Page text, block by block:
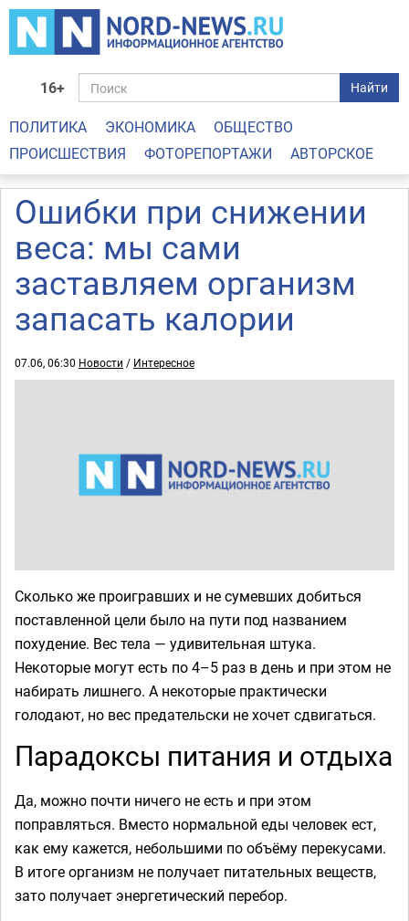
16+ Найти
ПОЛИТИКА ЭКОНОМИКА
ОБЩЕСТВО
ПРОИСШЕСТВИЯ
ФОТОРЕПОРТАЖИ АВТОРСКОЕ
Ошибки при снижении
веса: мы сами
заставляем организм
запасать калории
07.06, 06:30 Новости / Интересное
Сколько же проигравших и не сумевших добиться
поставленной цели было на пути под названием
похудение. Вес тела — удивительная штука.
Некоторые могут есть по 4–5 раз в день и при этом не
набирать лишнего. А некоторые практически
голодают, но вес предательски не хочет сдвигаться.
Парадоксы питания и отдыха
Да, можно почти ничего не есть и при этом
поправляться. Вместо нормальной еды человек ест,
как ему кажется, небольшими по объёму перекусами.
В итоге организм не получает питательных веществ,
зато получает энергетический перебор.